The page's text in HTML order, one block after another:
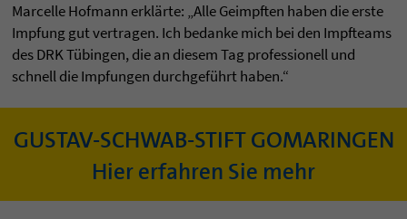
Marcelle Hofmann erklärte: „Alle Geimpften haben die erste
Impfung gut vertragen. Ich bedanke mich bei den Impfteams
des DRK Tübingen, die an diesem Tag professionell und
schnell die Impfungen durchgeführt haben.“
GUSTAV-SCHWAB-STIFT GOMARINGEN
Hier erfahren Sie mehr